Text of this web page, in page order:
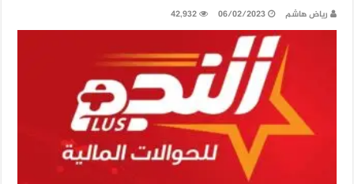
رياض هاشم 06/02/2023
42,932